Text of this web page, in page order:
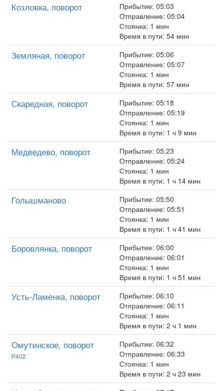
Козловка, поворот
Прибытие: 05:03
Отправление: 05:04
Стоянка: 1 мин
Время в пути: 54 мин
Земляная, поворот
Прибытие: 05:06
Отправление: 05:07
Стоянка: 1 мин
Время в пути: 57 мин
Скаредная, поворот
Прибытие: 05:18
Отправление: 05:19
Стоянка: 1 мин
Время в пути: 1 ч 9 мин
Медведево, поворот
Прибытие: 05:23
Отправление: 05:24
Стоянка: 1 мин
Время в пути: 1 ч 14 мин
Голышманово
Прибытие: 05:50
Отправление: 05:51
Стоянка: 1 мин
Время в пути: 1 ч 41 мин
Боровлянка, поворот
Прибытие: 06:00
Отправление: 06:01
Стоянка: 1 мин
Время в пути: 1 ч 51 мин
Усть-Ламенка, поворот
Прибытие: 06:10
Отправление: 06:11
Стоянка: 1 мин
Время в пути: 2 ч 1 мин
Омутинское, поворот
Р402
Прибытие: 06:32
Отправление: 06:33
Стоянка: 1 мин
Время в пути: 2 ч 23 мин